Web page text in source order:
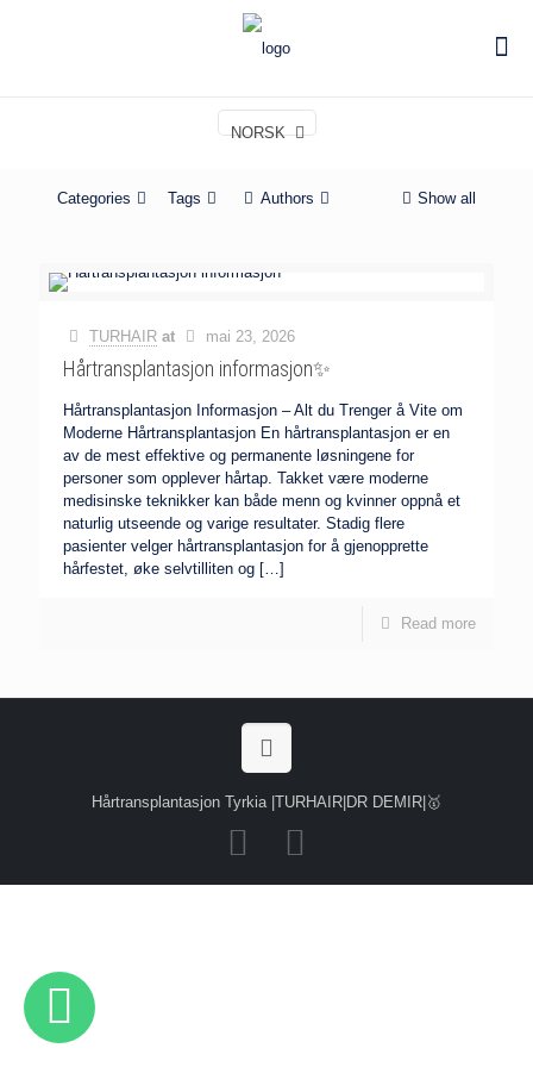
NORSK
Categories Tags Authors Show all
TURHAIR at mai 23, 2026
Hårtransplantasjon informasjon✨
Hårtransplantasjon Informasjon – Alt du Trenger å Vite om
Moderne Hårtransplantasjon En hårtransplantasjon er en
av de mest effektive og permanente løsningene for
personer som opplever hårtap. Takket være moderne
medisinske teknikker kan både menn og kvinner oppnå et
naturlig utseende og varige resultater. Stadig flere
pasienter velger hårtransplantasjon for å gjenopprette
hårfestet, øke selvtilliten og […]
Read more
Hårtransplantasjon Tyrkia |TURHAIR|DR DEMIR|🥇